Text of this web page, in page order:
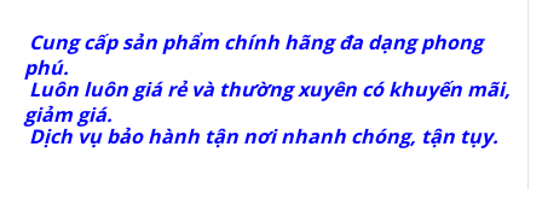
Cung cấp sản phẩm chính hãng đa dạng phong
phú.
Luôn luôn giá rẻ và thường xuyên có khuyến mãi,
giảm giá.
Dịch vụ bảo hành tận nơi nhanh chóng, tận tụy.